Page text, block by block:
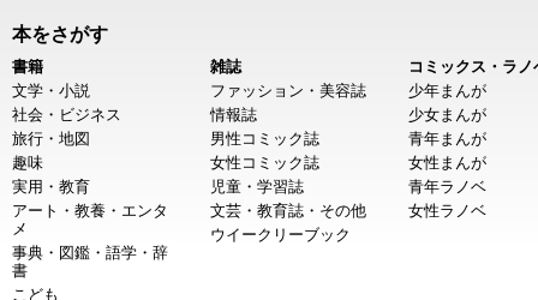
本をさがす
書籍
文学・小説
社会・ビジネス
旅行・地図
趣味
実用・教育
アート・教養・エンタ
メ
事典・図鑑・語学・辞
書
こども
雑誌
ファッション・美容誌
情報誌
男性コミック誌
女性コミック誌
児童・学習誌
文芸・教育誌・その他
ウイークリーブック
コミックス・ラノ
少年まんが
少女まんが
青年まんが
女性まんが
青年ラノベ
女性ラノベ